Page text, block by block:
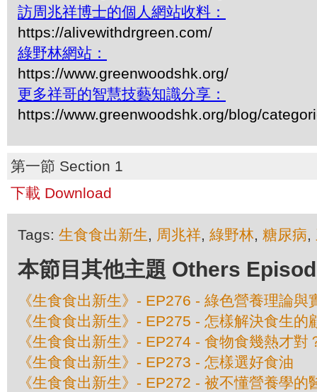
訪周兆祥博士的個人網站收料：
https://alivewithdrgreen.com/
綠野林網站：
https://www.greenwoodshk.org/
更多祥哥的智慧技藝知識分享：
https://www.greenwoodshk.org/blog/
第一節 Section 1
下載 Download
Tags: 生食食出新生, 周兆祥, 綠野林, 糖尿病,
本節目其他主題 Others
《生食食出新生》- EP276 - 綠色營養理論與
《生食食出新生》- EP275 - 怎樣解決食生的
《生食食出新生》- EP274 - 食物食幾熱才對
《生食食出新生》- EP273 - 怎樣選好食油
《生食食出新生》- EP272 - 被不懂營養學的